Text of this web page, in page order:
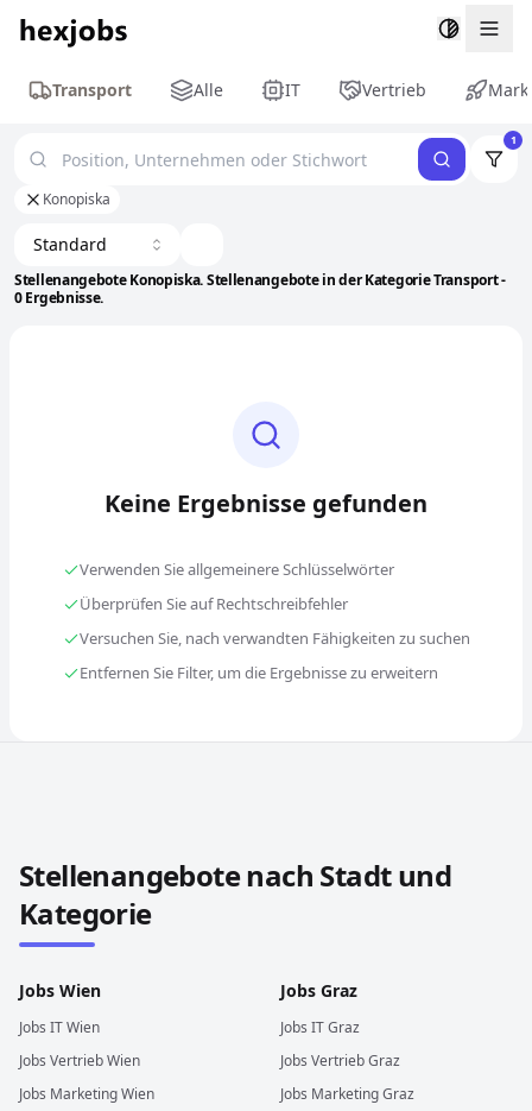
Transport Alle IT Vertrieb
1
Konopiska
Stellenangebote Konopiska. Stellenangebote in der Kategorie Transport -
0 Ergebnisse.
Standard
Keine Ergebnisse gefunden
Verwenden Sie allgemeinere Schlüsselwörter
Überprüfen Sie auf Rechtschreibfehler
Versuchen Sie, nach verwandten Fähigkeiten zu suchen
Entfernen Sie Filter, um die Ergebnisse zu erweitern
Stellenangebote nach Stadt und
Kategorie
Jobs Wien
Jobs ITWien
Jobs VertriebWien
Jobs MarketingWien
Jobs Graz
Jobs ITGraz
Jobs VertriebGraz
Jobs MarketingGraz